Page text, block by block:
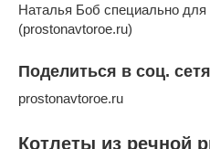
Наталья Боб специально для
(prostonavtoroe.ru)
Поделиться в соц.
prostonavtoroe.ru
Котлеты из речной